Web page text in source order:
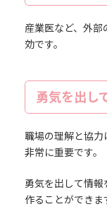
産業医など、外
効です。
勇気を出し
職場の理解と協力
非常に重要です。
勇気を出して情
作ることができま